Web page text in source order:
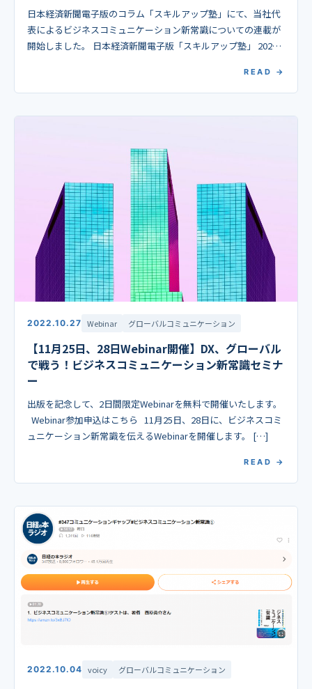
日本経済新聞電子版のコラム「スキルアップ塾」にて、当社代
表によるビジネスコミュニケーション新常識についての連載が
開始しました。 日本経済新聞電子版「スキルアップ塾」 2022
READ →
2022.10.27 Webinar グローバルコミュニケーション
【11月25日、28日Webinar開催】DX、グローバル
で戦う！ビジネスコミュニケーション新常識セミナ
ー
出版を記念して、2日間限定Webinarを無料で開催いたします。
Webinar参加申込はこちら 11月25日、28日に、ビジネスコミ
ュニケーション新常識を伝えるWebinarを開催します。 […]
READ →
2022.10.04 voicy グローバルコミュニケーション